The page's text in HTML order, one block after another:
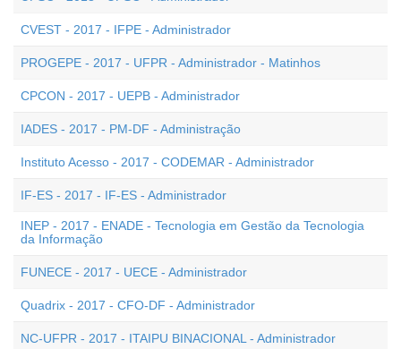
CVEST - 2017 - IFPE - Administrador
PROGEPE - 2017 - UFPR - Administrador - Matinhos
CPCON - 2017 - UEPB - Administrador
IADES - 2017 - PM-DF - Administração
Instituto Acesso - 2017 - CODEMAR - Administrador
IF-ES - 2017 - IF-ES - Administrador
INEP - 2017 - ENADE - Tecnologia em Gestão da Tecnologia
da Informação
FUNECE - 2017 - UECE - Administrador
Quadrix - 2017 - CFO-DF - Administrador
NC-UFPR - 2017 - ITAIPU BINACIONAL - Administrador